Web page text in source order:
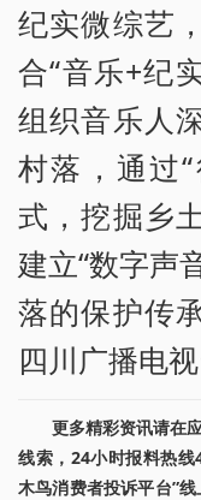
纪实微综艺
合“音乐+纪
组织音乐人
村落，通过
式，挖掘乡
建立“数字声
落的保护传
四川广播电视
更多精彩资讯请在
线索，24小时报料热
木鸟消费者投诉平台”